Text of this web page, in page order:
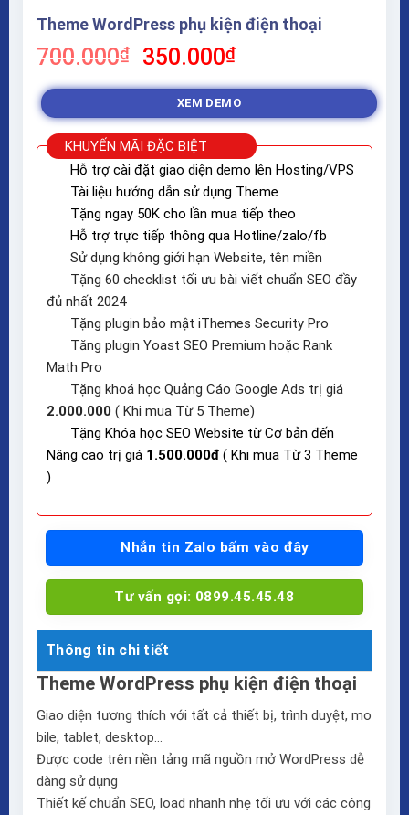
Theme WordPress phụ kiện điện thoại
700.000₫
Giá
gốc
700.000₫.
350.000₫Giá
hiện
tại
là:
350.000₫.
XEM DEMO
KHUYẾN MÃI ĐẶC BIỆT
Hỗ trợ cài đặt giao diện demo lên Hosting/VPS
Tài liệu hướng dẫn sử dụng Theme
Tặng ngay 50K cho lần mua tiếp theo
Hỗ trợ trực tiếp thông qua Hotline/zalo/fb
Sử dụng không giới hạn Website, tên miền
Tặng 60 checklist tối ưu bài viết chuẩn SEO đầy
đủ nhất 2024
Tặng plugin bảo mật iThemes Security Pro
Tăng plugin Yoast SEO Premium hoặc Rank
Math Pro
Tặng khoá học Quảng Cáo Google Ads trị giá
2.000.000 ( Khi mua Từ 5 Theme)
Tặng Khóa học SEO Website từ Cơ bản đến
Nâng cao trị giá 1.500.000đ ( Khi mua Từ 3 Theme
)
Nhắn tin Zalo bấm vào đây
Tư vấn gọi: 0899.45.45.48
Thông tin chi tiết
Theme WordPress phụ kiện điện thoại
Giao diện tương thích với tất cả thiết bị, trình duyệt, mo
bile, tablet, desktop…
Được code trên nền tảng mã nguồn mở WordPress dễ
dàng sử dụng
Thiết kế chuẩn SEO, load nhanh nhẹ tối ưu với các công